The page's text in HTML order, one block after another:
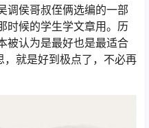
调侯哥叔侄俩选编的一部
时候的学生学文章用。历
被认为是最好也是最适合
，就是好到极点了，不必再